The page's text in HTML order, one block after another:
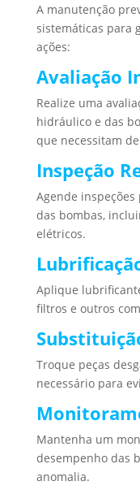
A manutenção
sistemáticas para
ações:
Avaliação
Realize uma
hidráulico e das
que necessitam
Inspeção
Agende
das bombas,
elétricos.
Aplique
filtros e outros
Troque peças
necessário para
Mantenha um
desempenho das
anomalia.